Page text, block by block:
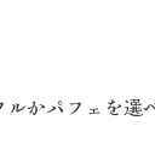
かパフェを選